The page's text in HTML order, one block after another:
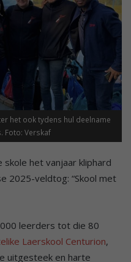
het ook tydens hul deelname
Foto: Verskaf
het vanjaar kliphard
2025-veldtog: “Skool met
leerders tot die 80
Laerskool Centurion,
uitgesteek en harte